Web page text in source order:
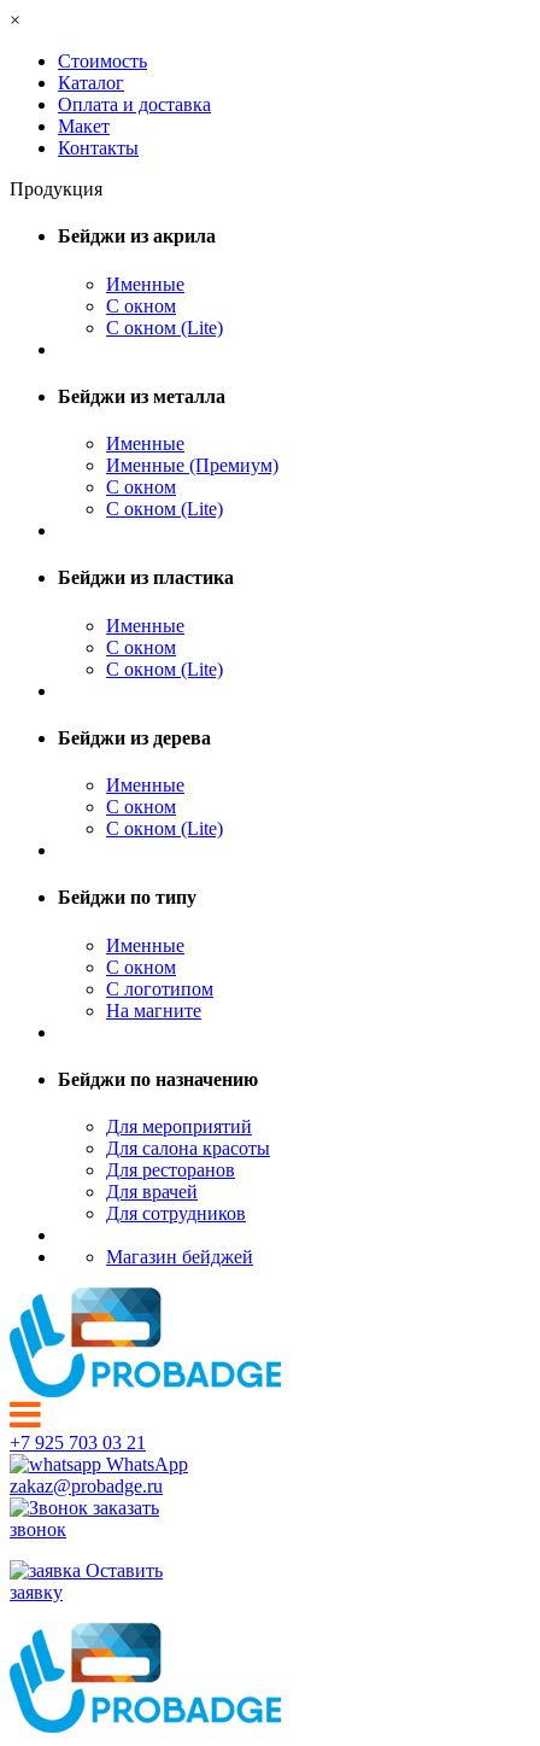
×
Стоимость
Каталог
Оплата и доставка
Макет
Контакты
Продукция
Бейджи из акрила
Именные
С окном
С окном (Lite)
Бейджи из металла
Именные
Именные (Премиум)
С окном
С окном (Lite)
Бейджи из пластика
Именные
С окном
С окном (Lite)
Бейджи из дерева
Именные
С окном
С окном (Lite)
Бейджи по типу
Именные
С окном
С логотипом
На магните
Бейджи по назначению
Для мероприятий
Для салона красоты
Для ресторанов
Для врачей
Для сотрудников
Магазин бейджей
+7 925 703 03 21
WhatsApp
zakaz@probadge.ru
заказать
звонок
Оставить
заявку